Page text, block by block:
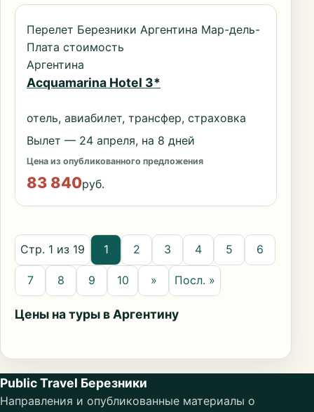
Перелет Березники Аргентина Мар-дель-
Плата стоимость
Аргентина
Acquamarina Hotel 3*
отель, авиабилет, трансфер, страховка
Вылет — 24 апреля, на 8 дней
Цена из опубликованного предложения
83 840руб.
Стр. 1 из 19 1 2 3 4 5 6
7 8 9 10 » Посл. »
Цены на туры в Аргентину
Public Travel Березники
Направления и опубликованные материалы о